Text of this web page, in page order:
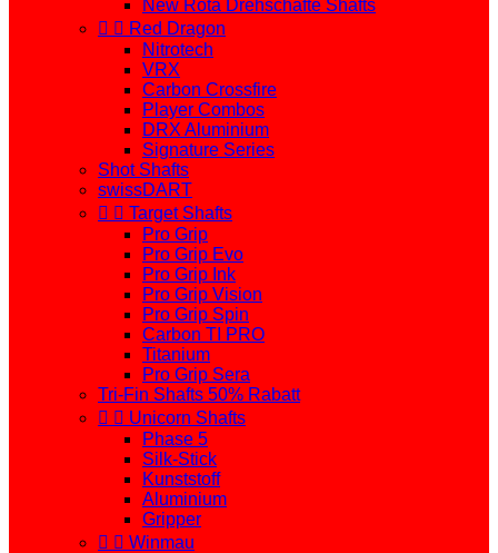
New Rota Drehschäfte Shafts
  Red Dragon
Nitrotech
VRX
Carbon Crossfire
Player Combos
DRX Aluminium
Signature Series
Shot Shafts
swissDART
  Target Shafts
Pro Grip
Pro Grip Evo
Pro Grip Ink
Pro Grip Vision
Pro Grip Spin
Carbon TI PRO
Titanium
Pro Grip Sera
Tri-Fin Shafts 50% Rabatt
  Unicorn Shafts
Phase 5
Silk-Stick
Kunststoff
Aluminium
Gripper
  Winmau